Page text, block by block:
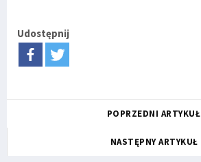
Udostępnij
POPRZEDNI ARTYKUŁ
NASTĘPNY ARTYKUŁ